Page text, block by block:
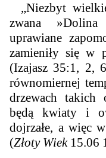
„Niezbyt
zwana
uprawiane
zamieniły się w
(Izajasz 35:1, 2,
równomiernej
drzewach takich
będą kwiaty i
dojrzałe, a więc
(Złoty Wiek15.06